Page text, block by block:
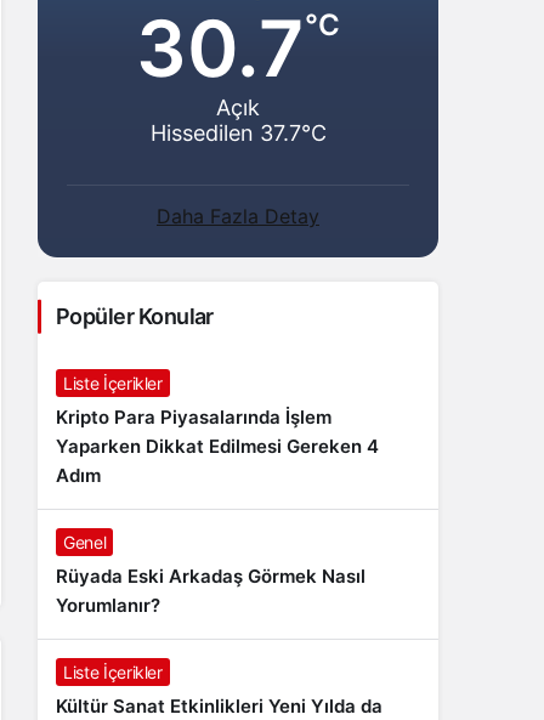
30.7°C
Açık
Hissedilen 37.7°C
Daha Fazla Detay
Popüler Konular
Liste İçerikler
Kripto Para Piyasalarında İşlem
Yaparken Dikkat Edilmesi Gereken 4
Adım
Genel
Rüyada Eski Arkadaş Görmek Nasıl
Yorumlanır?
Liste İçerikler
Kültür Sanat Etkinlikleri Yeni Yılda da